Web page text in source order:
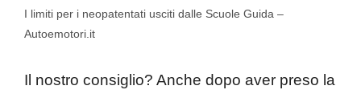
I limiti per i neopatentati usciti dalle Scuole Guida –
Autoemotori.it
Il nostro consiglio? Anche dopo aver preso la